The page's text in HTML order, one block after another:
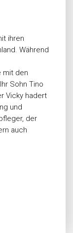
ihren
Während
mit den
Sohn Tino
Vicky hadert
und
der
auch